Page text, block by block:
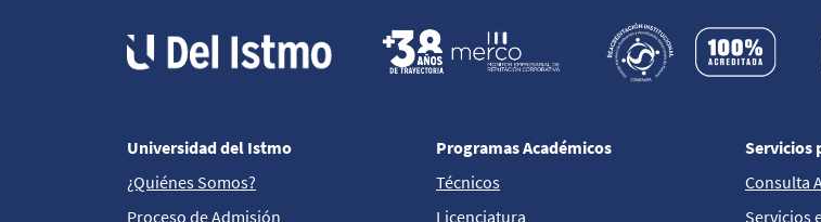
Universidad del Istmo
¿Quiénes Somos?
Proceso de Admisión
Programas Académicos
Técnicos
Licenciatura
Servicios
Consulta
Servicios